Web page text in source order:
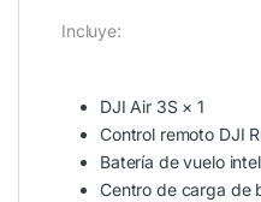
Incluye:
DJI Air 3S × 1
Control remoto DJI
Batería de vuelo
Centro de carga de